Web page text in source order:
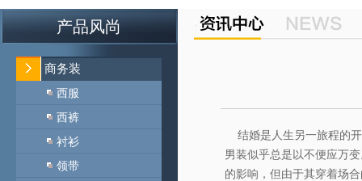
产品风尚
商务装
西服
西裤
衬衫
领带
结婚是人生另一旅程的开
男装似乎总是以不便应万
的影响，但由于其穿着场